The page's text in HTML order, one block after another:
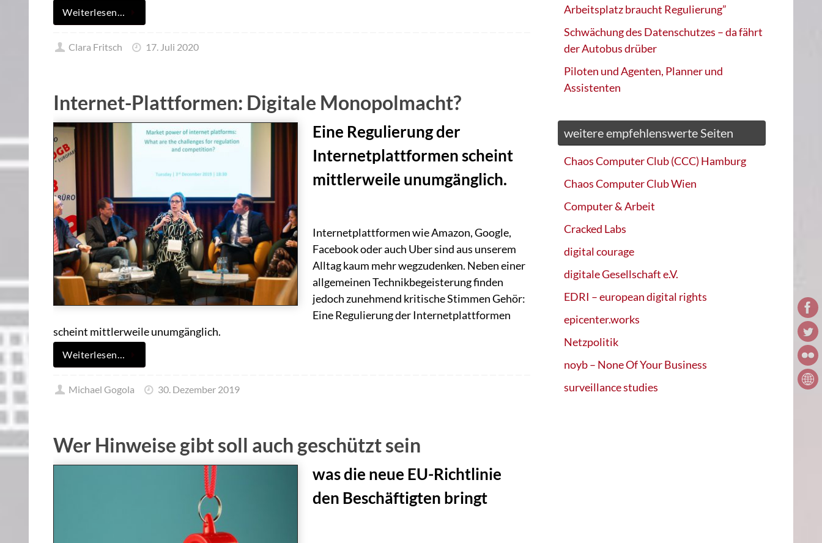
Weiterlesen…
Clara Fritsch 17. Juli 2020
Internet-Plattformen: Digitale Monopolmacht?
Eine Regulierung der
Internetplattformen scheint
mittlerweile unumgänglich.
Internetplattformen wie Amazon, Google,
Facebook oder auch Uber sind aus unserem
Alltag kaum mehr wegzudenken. Neben einer
allgemeinen Technikbegeisterung finden
jedoch zunehmend kritische Stimmen Gehör:
Eine Regulierung der Internetplattformen
scheint mittlerweile unumgänglich.
Weiterlesen…
Michael Gogola 30. Dezember 2019
Wer Hinweise gibt soll auch geschützt sein
was die neue EU-Richtlinie
den Beschäftigten bringt
Arbeitsplatz braucht Regulierung”
Schwächung des Datenschutzes – da fährt
der Autobus drüber
Piloten und Agenten, Planner und
Assistenten
weitere empfehlenswerte Seiten
Chaos Computer Club (CCC) Hamburg
Chaos Computer Club Wien
Computer & Arbeit
Cracked Labs
digital courage
digitale Gesellschaft e.V.
EDRI – european digital rights
epicenter.works
Netzpolitik
noyb – None Of Your Business
surveillance studies